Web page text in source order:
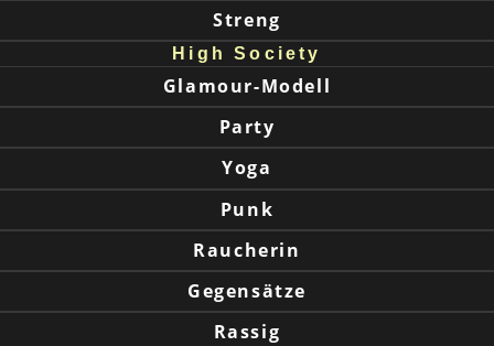
Streng
High Society
Glamour-Modell
Party
Yoga
Punk
Raucherin
Gegensätze
Rassig